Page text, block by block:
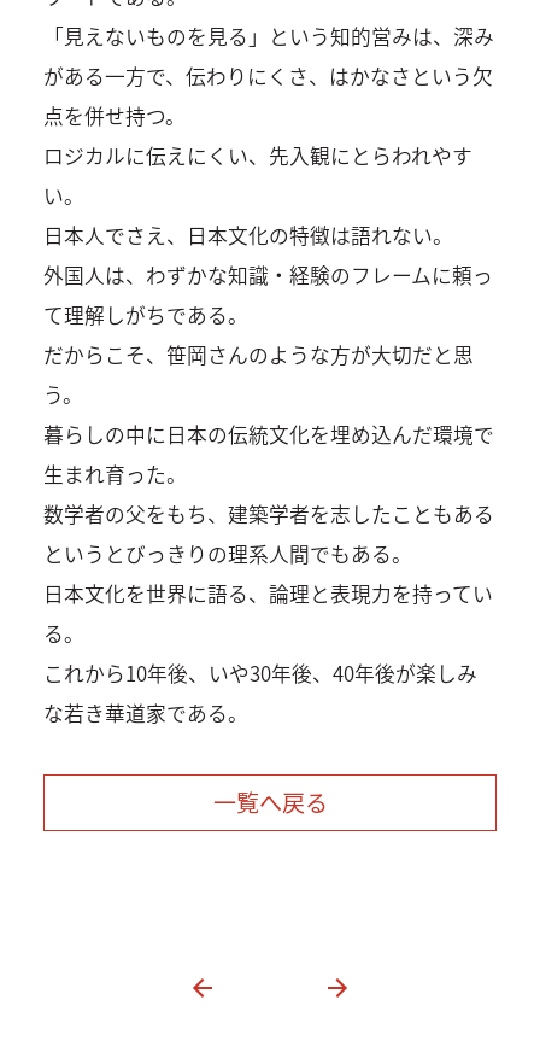
「見えないものを見る」という知的営みは、深み
がある一方で、伝わりにくさ、はかなさという欠
点を併せ持つ。
ロジカルに伝えにくい、先入観にとらわれやす
い。
日本人でさえ、日本文化の特徴は語れない。
外国人は、わずかな知識・経験のフレームに頼っ
て理解しがちである。
だからこそ、笹岡さんのような方が大切だと思
う。
暮らしの中に日本の伝統文化を埋め込んだ環境で
生まれ育った。
数学者の父をもち、建築学者を志したこともある
というとびっきりの理系人間でもある。
日本文化を世界に語る、論理と表現力を持ってい
る。
これから10年後、いや30年後、40年後が楽しみ
な若き華道家である。
一覧へ戻る